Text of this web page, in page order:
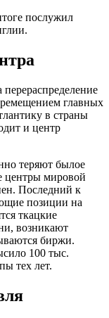
послужил
главных
в страны
и центр
теряют былое
центры мировой
Последний к
позиции на
ткацкие
возникают
биржи.
100 тыс.
тех лет.